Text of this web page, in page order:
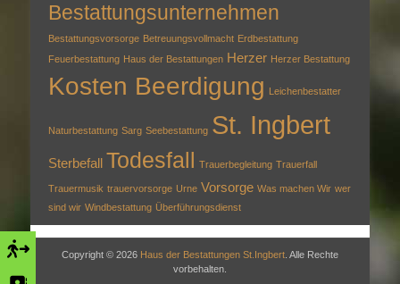
Bestattungsunternehmen
Bestattungsvorsorge Betreuungsvollmacht Erdbestattung
Feuerbestattung Haus der Bestattungen Herzer Herzer Bestattung
Kosten Beerdigung Leichenbestatter
Naturbestattung Sarg Seebestattung St. Ingbert
Sterbefall Todesfall Trauerbegleitung Trauerfall
Trauermusik trauervorsorge Urne Vorsorge Was machen Wir wer
sind wir Windbestattung Überführungsdienst
Copyright © 2026 Haus der Bestattungen St.Ingbert . Alle Rechte
vorbehalten.